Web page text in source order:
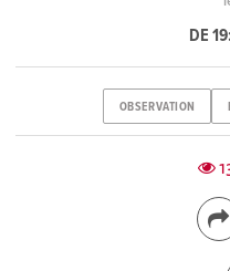
DE
OBSERVATION